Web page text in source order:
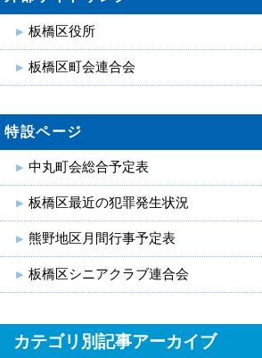
板橋区役所
板橋区町会連合会
特設ページ
中丸町会総合予定表
板橋区最近の犯罪発生状況
熊野地区月間行事予定表
板橋区シニアクラブ連合会
カテゴリ別記事アーカイブ